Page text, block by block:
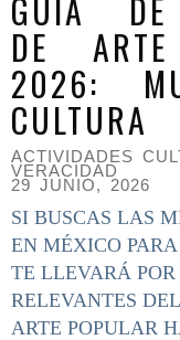
GUÍA DE
DE
2026:
CULTURA
ACTIVIDADES
VERACIDAD
29 JUNIO, 2026
SI BUSCAS LAS
EN MÉXICO
TE LLEVARÁ
RELEVANTES
ARTE POPULAR